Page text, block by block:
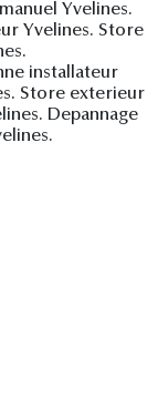
Yvelines.
Yvelines. Store
installateur
Store exterieur
Depannage